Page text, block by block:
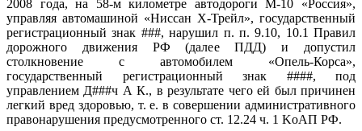
2008 года, на 58-м километре автодороги М-10 «Россия»,
управляя автомашиной «Ниссан X-Трейл», государственный
регистрационный знак ###, нарушил п. п. 9.10, 10.1 Правил
дорожного движения РФ (далее ПДД) и допустил
столкновение с автомобилем «Опель-Корса»,
государственный регистрационный знак ####, под
управлением Д###ч А К., в результате чего ей был причинен
легкий вред здоровью, т. е. в совершении административного
правонарушения предусмотренного ст. 12.24 ч. 1 KoAП РФ.